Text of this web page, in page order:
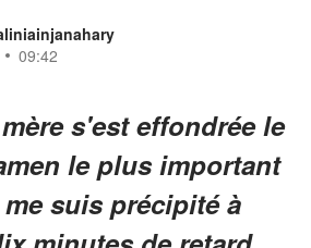
09:42
s'est effondrée le
le plus important
suis précipité à